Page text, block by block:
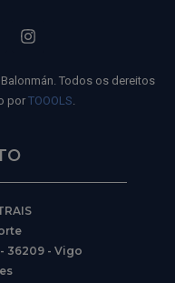
Todos os dereitos
porTOOOLS.
36209 - Vigo